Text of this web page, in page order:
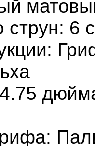
струн: 6